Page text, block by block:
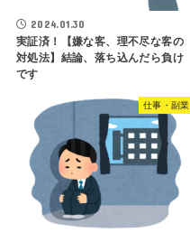
2024.01.30
実証済！【嫌な客、理不尽な客の
対処法】結論、落ち込んだら負け
です
仕事・副業